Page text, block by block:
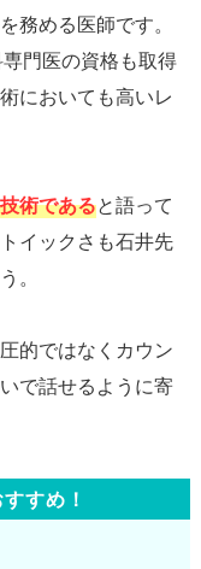
務める医師です。
門医の資格も取得
においても高いレ
術であると語って
イックさも石井先
。
的ではなくカウン
で話せるように寄
すめ！